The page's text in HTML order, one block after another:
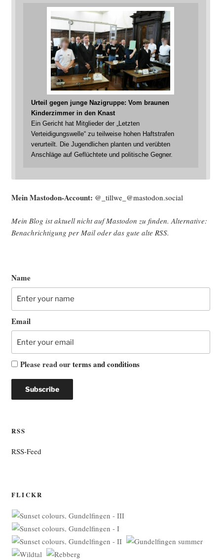
Urteil gegen junge Nazigruppe: Vom braunen
Kinderzimmer in den Knast
Ein Gericht hat Mitglieder der „Letzten
Verteidigungswelle“ zu teilweise hohen Haftstrafen
verurteilt. Die Jugendlichen planten und verübten
Anschläge auf Geflüchtete und politische Gegner.
Mein Mast­o­don-Account: @_tillwe_@mastodon.social
Mein Blog ist aktu­ell nicht auf Mast­o­don zu fin­den. Alter­na­ti­ve:
Benach­rich­ti­gung per Mail oder das gute alte RSS.
Name
Email
Please read ourterms and conditions
RSS
RSS-Feed
FLICKR